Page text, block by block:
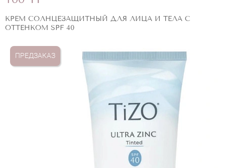
КРЕМ СОЛНЦЕЗАЩИТНЫЙ ДЛЯ ЛИЦА И ТЕЛА C
ОТТЕНКОМ SPF 40
ПРЕДЗАКАЗ